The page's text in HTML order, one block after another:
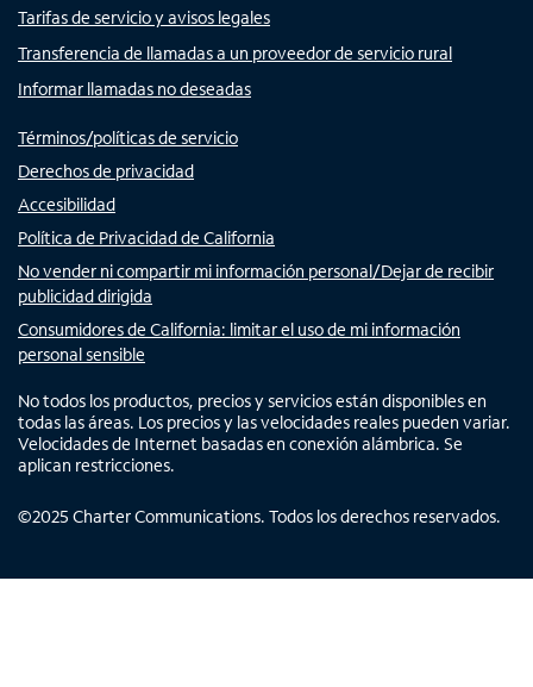
Tarifas de servicio y avisos legales
Transferencia de llamadas a un proveedor de servicio rural
Informar llamadas no deseadas
Términos/políticas de servicio
Derechos de privacidad
Accesibilidad
Política de Privacidad de California
No vender ni compartir mi información personal/Dejar de recibir
publicidad dirigida
Consumidores de California: limitar el uso de mi información
personal sensible
No todos los productos, precios y servicios están disponibles en
todas las áreas. Los precios y las velocidades reales pueden variar.
Velocidades de Internet basadas en conexión alámbrica. Se
aplican restricciones.
©2025 Charter Communications. Todos los derechos reservados.